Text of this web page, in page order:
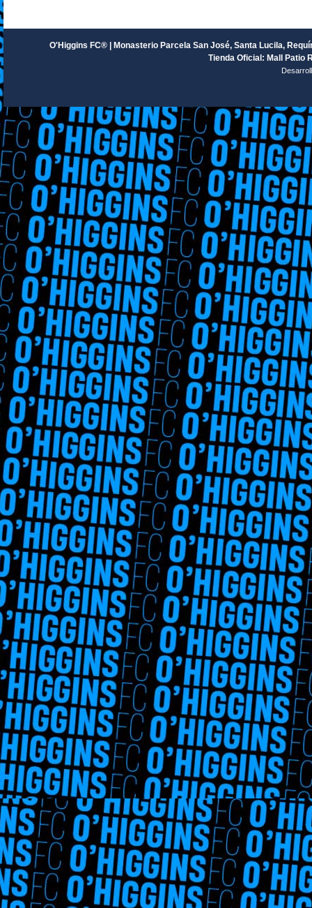
O'Higgins FC® | Monasterio Parcela San José, Santa Lucila,
Tienda Oficial: Mall Patio